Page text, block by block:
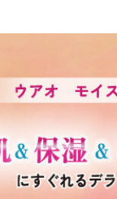
ハラグループオ
アオ！」という感嘆の言